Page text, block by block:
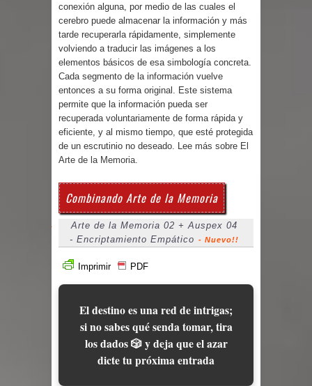
conexión alguna, por medio de las cuales el
cerebro puede almacenar la información y más
tarde recuperarla rápidamente, simplemente
volviendo a traducir las imágenes a los
elementos básicos de esa simbología concreta.
Cada segmento de la información vuelve
entonces a su forma original. Este sistema
permite que la información pueda ser
recuperada voluntariamente de forma rápida y
eficiente, y al mismo tiempo, que esté protegida
de un escrutinio no deseado. Lee más sobre El
Arte de la Memoria
Combinando Arte de la Memoria
Arte de la Memoria 02 + Auspex 04
- Encriptamiento Empático - Nuevo!!
Imprimir PDF
El destino es una red de intrigas;
si no sabes qué senda tomar, tira
los dados 🎲 y deja que el azar
dicte tu próxima entrada